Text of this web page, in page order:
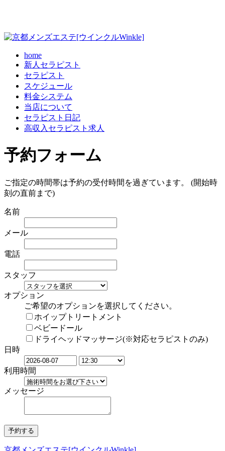
home
新人セラピスト
セラピスト
スケジュール
料金システム
当店について
セラピスト日記
高収入セラピスト求人
予約フォーム
ご指定の時間帯は予約の受付時間を過ぎています。 (開始時
刻の直前まで)
名前
メール
電話
スタッフ
オプション
ご希望のオプションを選択してください。
ホイップトリートメント
ベビードール
ドライヘッドマッサージ(※対応セラピストのみ)
日時
利用時間
メッセージ